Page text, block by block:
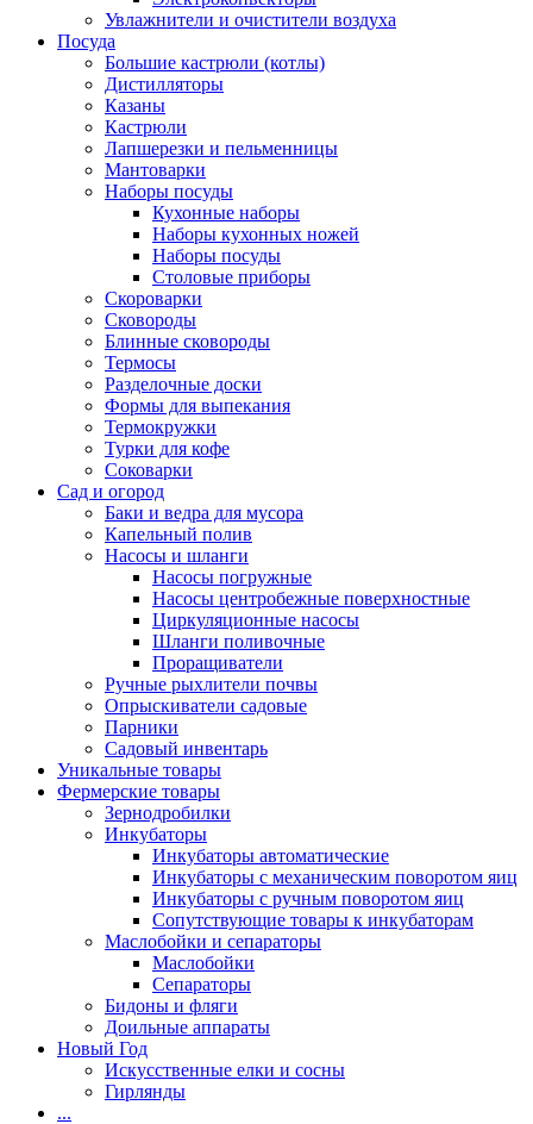
Увлажнители и очистители воздуха
Посуда
Большие кастрюли (котлы)
Дистилляторы
Казаны
Кастрюли
Лапшерезки и пельменницы
Мантоварки
Наборы посуды
Кухонные наборы
Наборы кухонных ножей
Наборы посуды
Столовые приборы
Скороварки
Сковороды
Блинные сковороды
Термосы
Разделочные доски
Формы для выпекания
Термокружки
Турки для кофе
Соковарки
Сад и огород
Баки и ведра для мусора
Капельный полив
Насосы и шланги
Насосы погружные
Насосы центробежные поверхностные
Циркуляционные насосы
Шланги поливочные
Проращиватели
Ручные рыхлители почвы
Опрыскиватели садовые
Парники
Садовый инвентарь
Уникальные товары
Фермерские товары
Зернодробилки
Инкубаторы
Инкубаторы автоматические
Инкубаторы с механическим поворотом яиц
Инкубаторы с ручным поворотом яиц
Сопутствующие товары к инкубаторам
Маслобойки и сепараторы
Маслобойки
Сепараторы
Бидоны и фляги
Доильные аппараты
Новый Год
Искусственные елки и сосны
Гирлянды
...